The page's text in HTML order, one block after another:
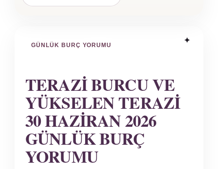
GÜNLÜK BURÇ YORUMU
TERAZI BURCU VE
YÜKSELEN TERAZI
30 HAZIRAN 2026
GÜNLÜK BURÇ
YORUMU